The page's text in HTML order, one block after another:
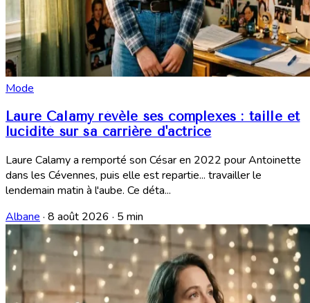
Mode
Laure Calamy révèle ses complexes : taille et
lucidité sur sa carrière d'actrice
Laure Calamy a remporté son César en 2022 pour Antoinette
dans les Cévennes, puis elle est repartie... travailler le
lendemain matin à l'aube. Ce déta...
Albane · 8 août 2026 · 5 min